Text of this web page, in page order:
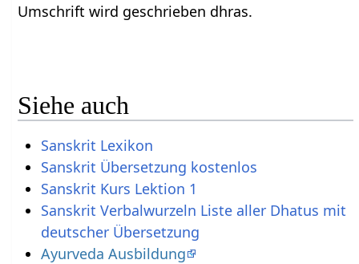
Umschrift wird geschrieben dhras.
Siehe auch
Sanskrit Lexikon
Sanskrit Übersetzung kostenlos
Sanskrit Kurs Lektion 1
Sanskrit Verbalwurzeln Liste aller Dhatus mit
deutscher Übersetzung
Ayurveda Ausbildung